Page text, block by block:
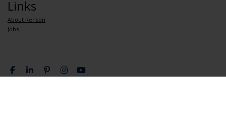
Links
About Renson
Jobs